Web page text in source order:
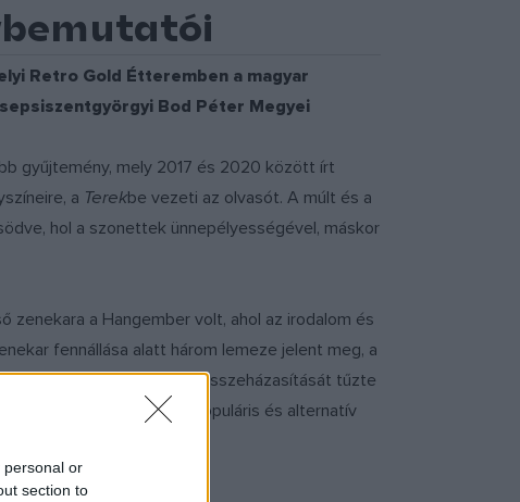
personal or
section to
Retro Gold Étteremben a magyar
Bod Péter Megyei
gyűjtemény, mely 2017 és 2020 között írt
a Terekbe vezeti az olvasót. A múlt és a
hol a szonettek ünnepélyességével, máskor
a Hangember volt, ahol az irodalom és
fennállása alatt három lemeze jelent meg, a
és a nyugati rockzene összeházasítását tűzte
ami a magyar populáris és alternatív